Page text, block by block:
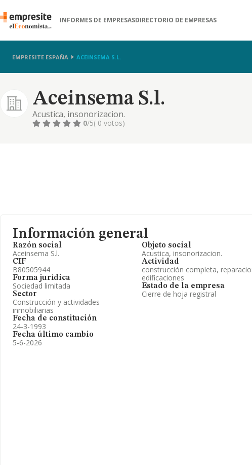
INFORMES DE EMPRESASDIRECTORIO DE EMPRESAS
EMPRESITE ESPAÑA ACEINSEMA S.L.
Aceinsema S.l.
Acustica, insonorizacion.
0/5( 0 votos)
Información general
Razón social
Aceinsema S.l.
CIF
B80505944
Forma jurídica
Sociedad limitada
Sector
Construcción y actividades
inmobiliarias
Fecha de constitución
24-3-1993
Fecha último cambio
5-6-2026
Objeto social
Acustica, insonorizacion.
Actividad
construcción completa,
edificaciones
Estado de la empresa
Cierre de hoja registral